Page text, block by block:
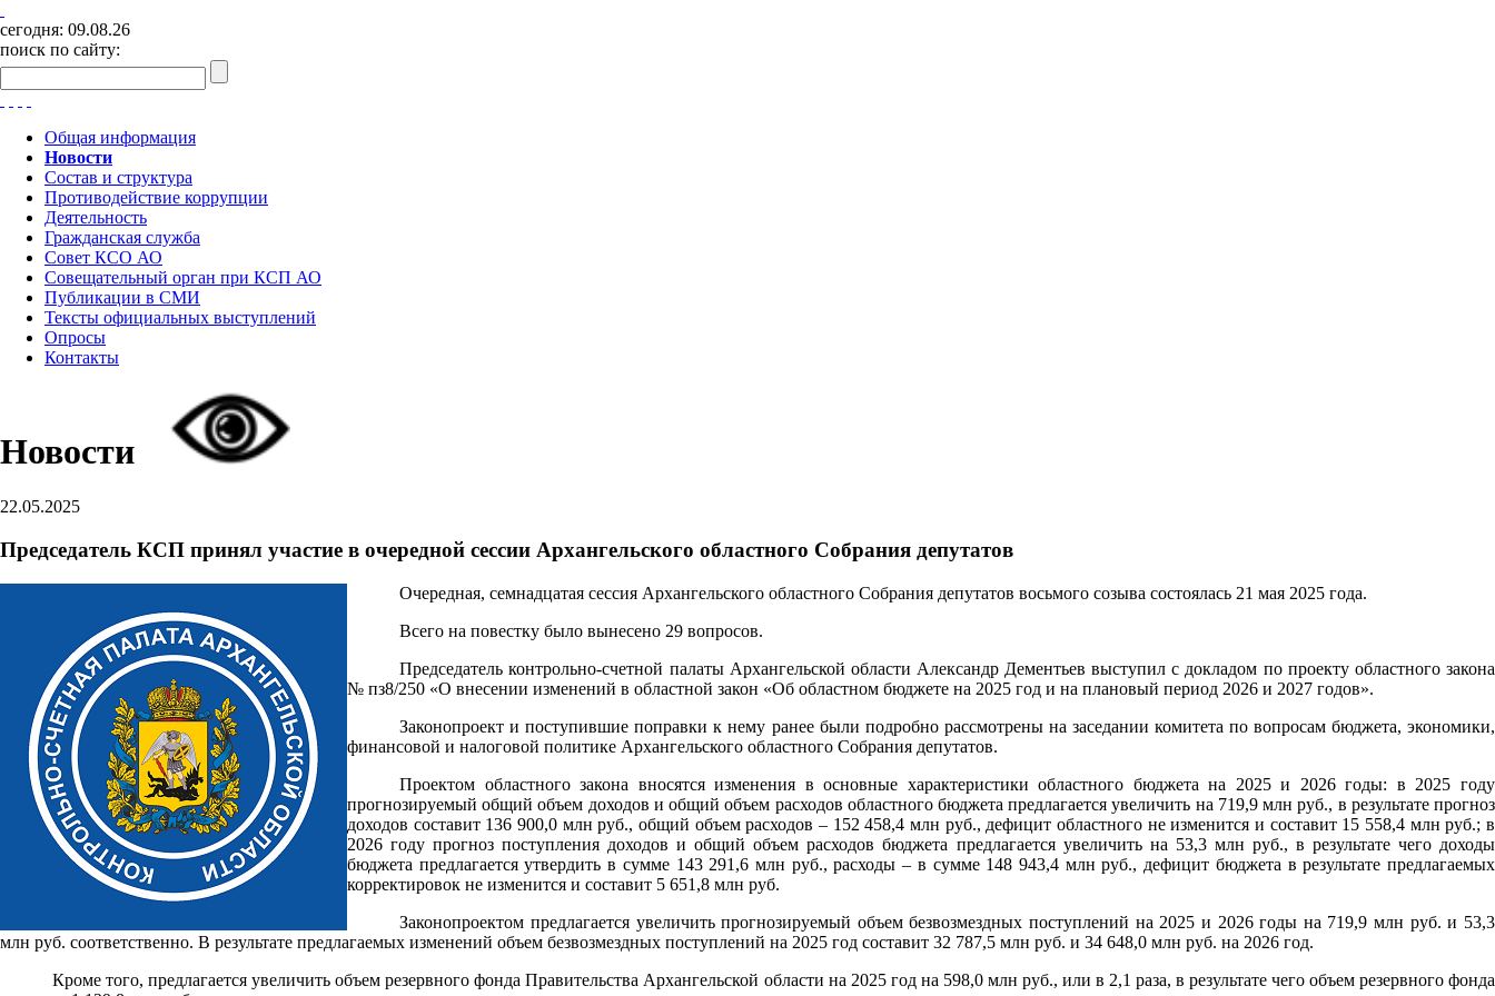
сегодня: 09.08.26
поиск по сайту:
Общая информация
Новости
Состав и структура
Противодействие коррупции
Деятельность
Гражданская служба
Совет КСО АО
Совещательный орган при КСП АО
Публикации в СМИ
Тексты официальных выступлений
Опросы
Контакты
Новости
22.05.2025
Председатель КСП принял участие в очередной сессии Архангельского областного Собрания депутатов
Очередная, семнадцатая сессия Архангельского областного Собрания депутатов восьмого созыва состоялась 21 мая 2025 года.
Всего на повестку было вынесено 29 вопросов.
Председатель контрольно-счетной палаты Архангельской области Александр Дементьев выступил с докладом по проекту областного закона
№ пз8/250 «О внесении изменений в областной закон «Об областном бюджете на 2025 год и на плановый период 2026 и 2027 годов».
Законопроект и поступившие поправки к нему ранее были подробно рассмотрены на заседании комитета по вопросам бюджета, экономики,
финансовой и налоговой политике Архангельского областного Собрания депутатов.
Проектом областного закона вносятся изменения в основные характеристики областного бюджета на 2025 и 2026 годы: в 2025 году
прогнозируемый общий объем доходов и общий объем расходов областного бюджета предлагается увеличить на 719,9 млн руб., в результате прогноз
доходов составит 136 900,0 млн руб., общий объем расходов – 152 458,4 млн руб., дефицит областного не изменится и составит 15 558,4 млн руб.; в
2026 году прогноз поступления доходов и общий объем расходов бюджета предлагается увеличить на 53,3 млн руб., в результате чего доходы
бюджета предлагается утвердить в сумме 143 291,6 млн руб., расходы – в сумме 148 943,4 млн руб., дефицит бюджета в результате предлагаемых
корректировок не изменится и составит 5 651,8 млн руб.
Законопроектом предлагается увеличить прогнозируемый объем безвозмездных поступлений на 2025 и 2026 годы на 719,9 млн руб. и 53,3
млн руб. соответственно. В результате предлагаемых изменений объем безвозмездных поступлений на 2025 год составит 32 787,5 млн руб. и 34 648,0 млн руб. на 2026 год.
Кроме того, предлагается увеличить объем резервного фонда Правительства Архангельской области на 2025 год на 598,0 млн руб., или в 2,1 раза, в результате чего объем резервного фонда